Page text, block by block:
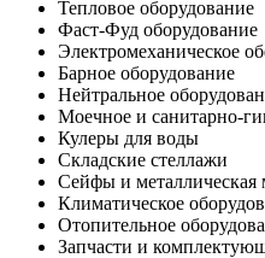
Тепловое оборудование
Фаст-Фуд оборудование
Электромеханическое
Барное оборудование
Нейтральное
Моечное и санитарно-
Кулеры для воды
Складские стеллажи
Сейфы и металлическая
Климатическое
Отопительное
Запчасти и